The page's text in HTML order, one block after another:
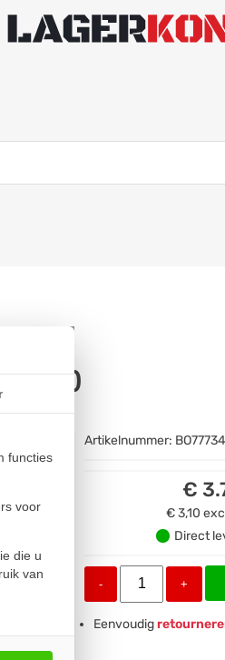
functies
voor
die u
van
Artikelnummer:
€
€ 3,10
Direct
- +
Eenvoudig